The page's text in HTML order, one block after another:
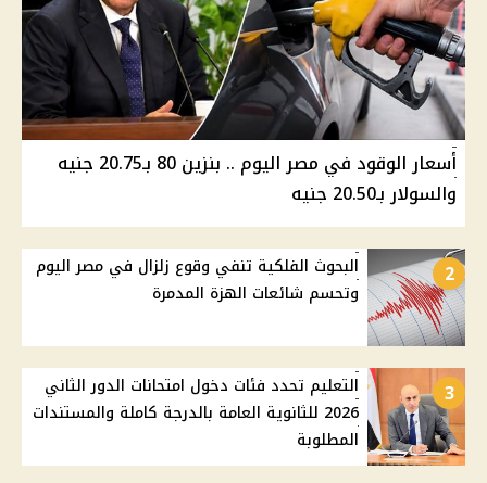
أسعار الوقود في مصر اليوم .. بنزين 80 بـ20.75 جنيه
والسولار بـ20.50 جنيه
2
البحوث الفلكية تنفي وقوع زلزال في مصر اليوم
وتحسم شائعات الهزة المدمرة
3
التعليم تحدد فئات دخول امتحانات الدور الثاني
2026 للثانوية العامة بالدرجة كاملة والمستندات
المطلوبة